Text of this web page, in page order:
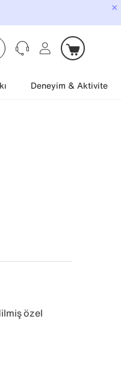
×
Deneyim & Aktivite
özel